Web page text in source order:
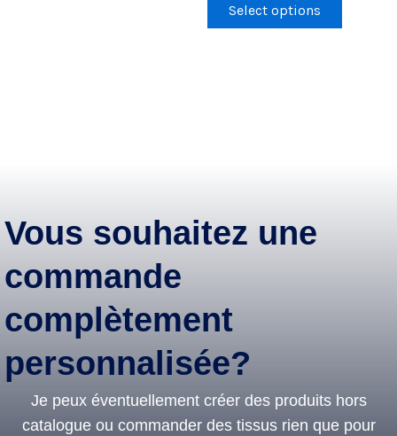
Select options
Vous souhaitez une
commande
complètement
personnalisée?
Je peux éventuellement créer des produits hors
catalogue ou commander des tissus rien que pour